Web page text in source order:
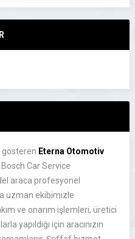
gösteren Eterna Otomotiv
Car Service
araca profesyonel
uzman ekibimizle
ve onarım işlemleri, üretici
yapıldığı için aracınızın